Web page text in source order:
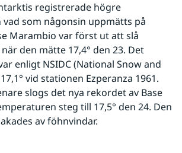
registrerade högre
som någonsin uppmätts på
Marambio var först ut att slå
den mätte 17,4° den 23. Det
enligt NSIDC (National Snow and
vid stationen Ezperanza 1961.
slogs det nya rekordet av Base
steg till 17,5° den 24. Den
av föhnvindar.